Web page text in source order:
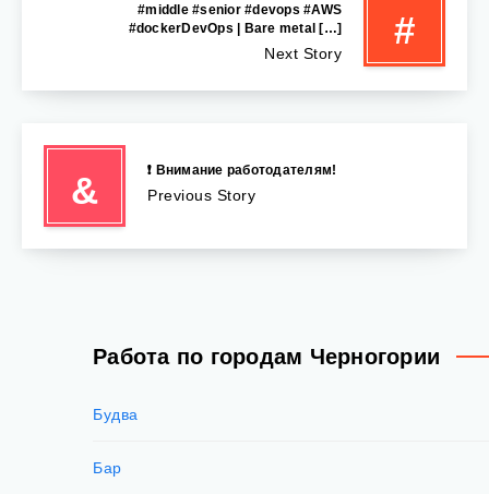
#
#middle #senior #devops #AWS
#dockerDevOps | Bare metal […]
Next Story
& ❗️ Внимание работодателям!
Previous Story
Работа по городам Черногории
Будва
Бар